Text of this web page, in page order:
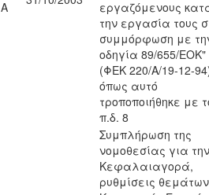
Α
εργαζόμενους
την εργασία τους
συμμόρφωση με
οδηγία 89/655/EOK"
(ΦEK 220/A/19-12-
όπως αυτό
τροποποιήθηκε με
π.δ. 8
Συμπλήρωση της
νομοθεσίας για την
Κεφαλαιαγορά,
ρυθμίσεις θεμάτων